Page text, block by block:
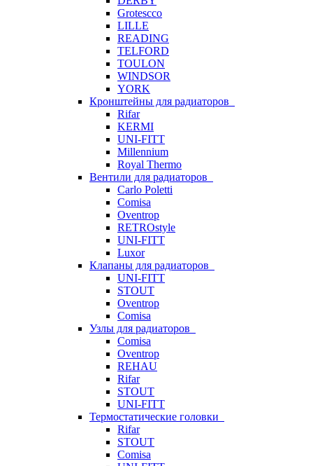
Grotescco
LILLE
READING
TELFORD
TOULON
WINDSOR
YORK
Кронштейны для радиаторов
Rifar
KERMI
UNI-FITT
Millennium
Royal Thermo
Вентили для радиаторов
Carlo Poletti
Comisa
Oventrop
RETROstyle
UNI-FITT
Luxor
Клапаны для радиаторов
UNI-FITT
STOUT
Oventrop
Comisa
Узлы для радиаторов
Comisa
Oventrop
REHAU
Rifar
STOUT
UNI-FITT
Термостатические головки
Rifar
STOUT
Comisa